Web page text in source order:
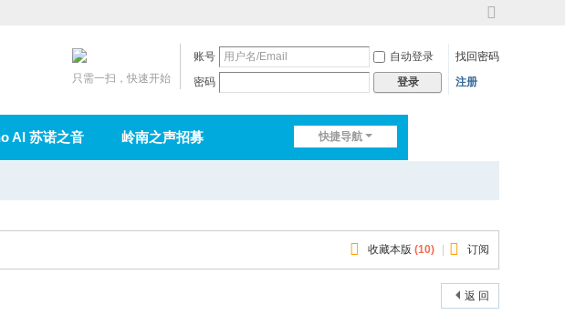
到
账号 自动登录
找回密码
密码
登录 注册
只需一扫，快速开始
快捷导航
AI 苏诺之音 岭南之声招募
收藏本版 (10) 订阅
返 回